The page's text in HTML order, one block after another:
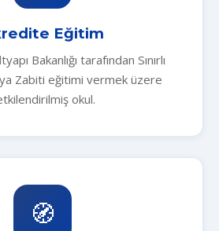
Eğitim
Bakanlığı tarafından Sınırlı
Zabiti eğitimi vermek üzere
okul.
🧭